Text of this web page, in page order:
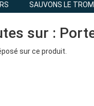
SAUVONS LE
sur :
sur ce produit.